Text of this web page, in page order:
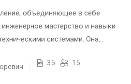
объединяющее в себе
мастерство и навыки
системами. Она
35 15